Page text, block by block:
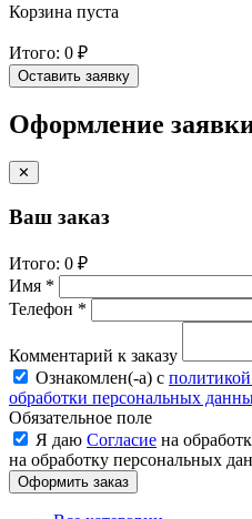
Корзина пуста
Итого: 0 ₽
Оставить заявку
Оформление
✕
Ваш заказ
Итого: 0 ₽
Имя *
Телефон *
Комментарий к заказу
Ознакомлен(-a) с
обработки персональных
Обязательное поле
Я даю Согласие на
на обработку персональных
Оформить заказ